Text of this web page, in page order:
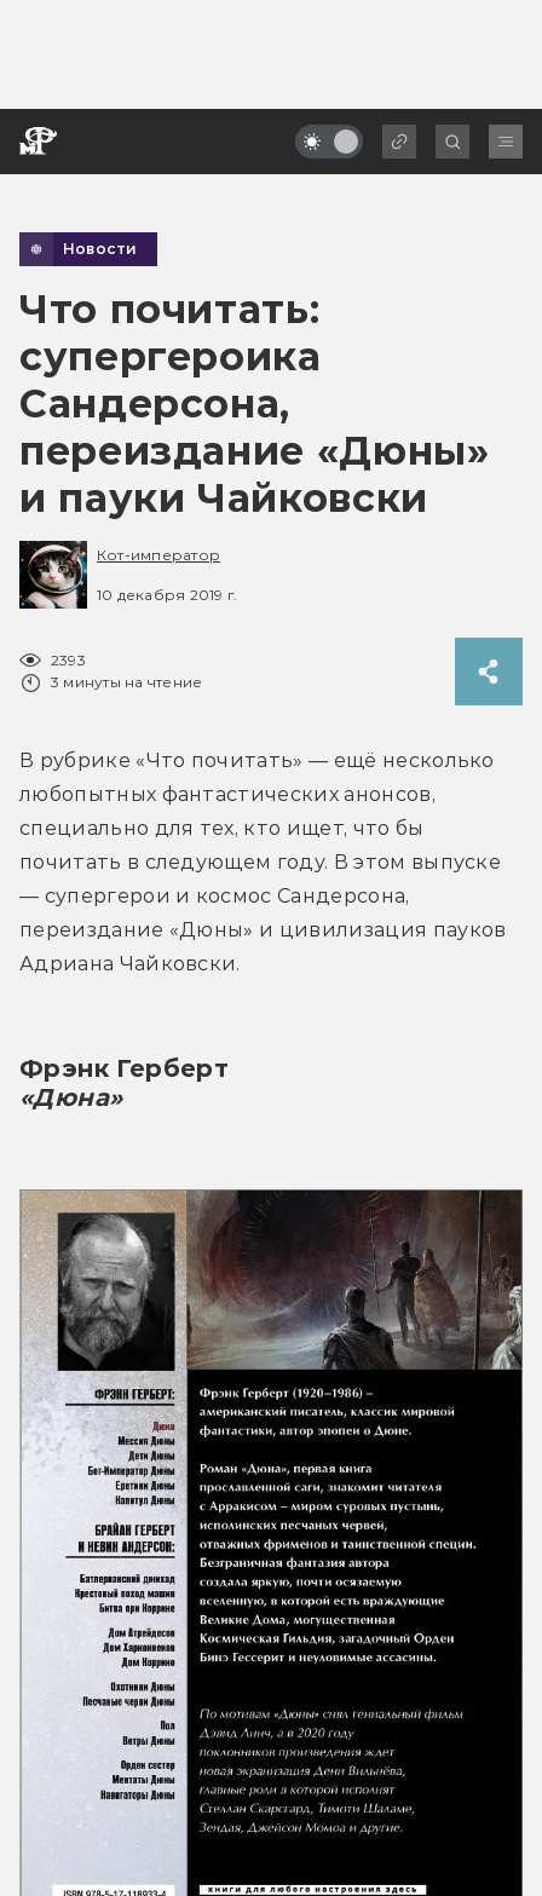
Новости
Что почитать:
супергероика
Сандерсона,
переиздание «Дюны»
и пауки Чайковски
Кот-император
10 декабря 2019 г.
2393
3 минуты на чтение
В рубрике «Что почитать» — ещё несколько
любопытных фантастических анонсов,
специально для тех, кто ищет, что бы
почитать в следующем году. В этом выпуске
— супергерои и космос Сандерсона,
переиздание «Дюны» и цивилизация пауков
Адриана Чайковски.
Фрэнк Герберт
«Дюна»